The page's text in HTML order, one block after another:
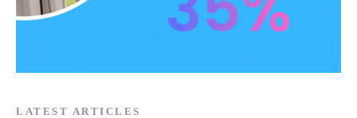
LATEST ARTICLES